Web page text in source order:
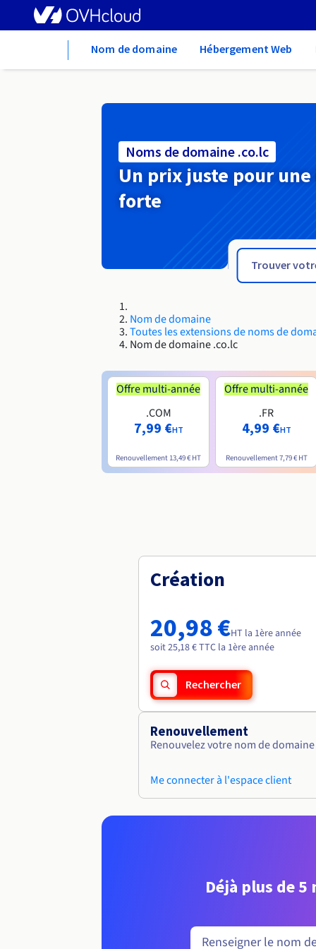
Nom de domaine Hébergement Web
Noms de domaine .co.lc
Un prix juste pour
forte
Nom de domaine
Toutes les extensions de noms de
Nom de domaine .co.lc
Offre multi-année
.COM
7,99 €HT
Renouvellement 13,49 € HT
Offre multi-année
.FR
4,99 €HT
Renouvellement7,79 € HT
Création
20,98 €HT la 1ère année
soit 25,18 € TTC la 1ère année
Rechercher
Renouvellement
Renouvelez votre nom de
Me connecter à l'espace client
Déjà plus de